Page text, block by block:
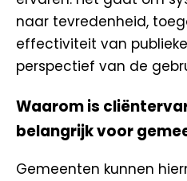
naar tevredenheid,
effectiviteit van
perspectief van de
Waarom is
belangrijk voor
Gemeenten kunnen